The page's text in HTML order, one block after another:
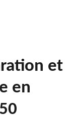
et
en